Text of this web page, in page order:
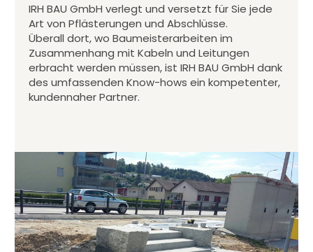
IRH BAU GmbH verlegt und versetzt für Sie jede
Art von Pflästerungen und Abschlüsse.
Überall dort, wo Baumeisterarbeiten im
Zusammenhang mit Kabeln und Leitungen
erbracht werden müssen, ist IRH BAU GmbH dank
des umfassenden Know-hows ein kompetenter,
kundennaher Partner.